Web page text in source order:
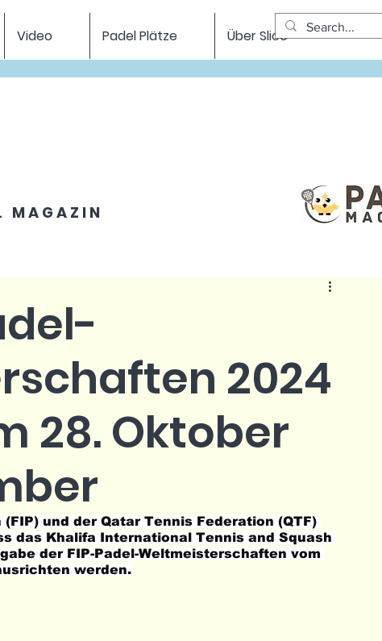
Video Padel Plätze Über Slice
M A G A Z I N
2024
28. Oktober
und der Qatar Tennis Federation (QTF)
das Khalifa International Tennis and Squash
der FIP-Padel-Weltmeisterschaften vom
werden.